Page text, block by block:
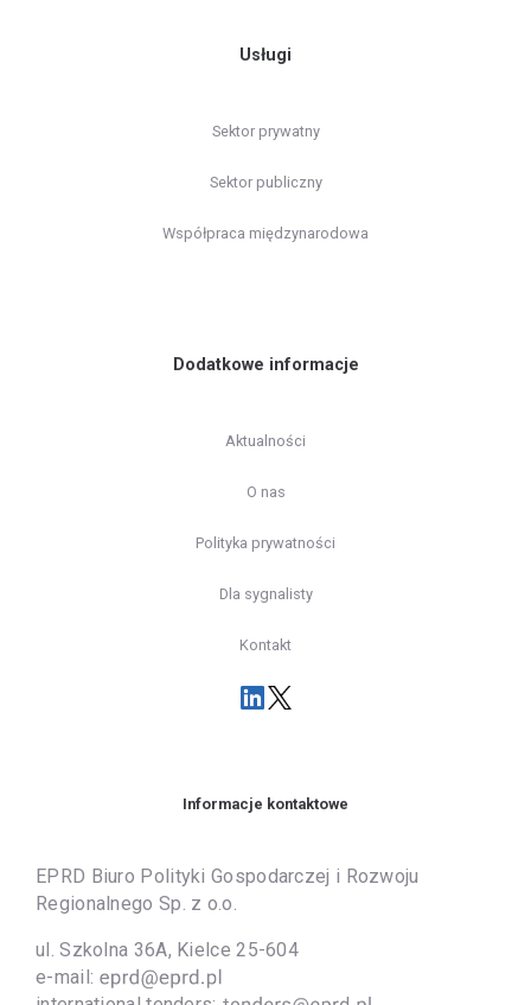
Usługi
Sektor prywatny
Sektor publiczny
Współpraca międzynarodowa
Dodatkowe informacje
Aktualności
O nas
Polityka prywatności
Dla sygnalisty
Kontakt
Informacje kontaktowe
EPRD Biuro Polityki Gospodarczej i Rozwoju
Regionalnego Sp. z o.o.
ul. Szkolna 36A, Kielce 25-604
e-mail: